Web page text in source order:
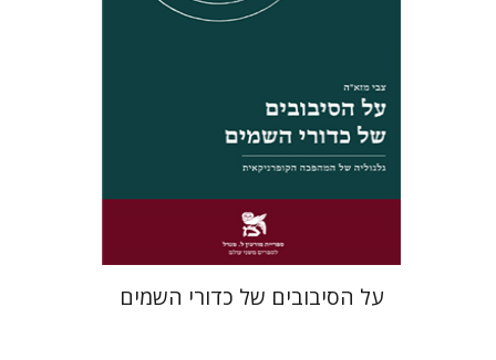
הנחת אתר ספר מודפס
על הסיבובים של כדורי השמים